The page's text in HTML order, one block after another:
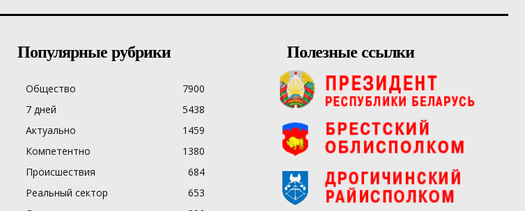
Популярные рубрики
Общество
7900
7 дней
5438
Актуально
1459
Компетентно
1380
Происшествия
684
Реальный сектор
653
Полезные ссылки